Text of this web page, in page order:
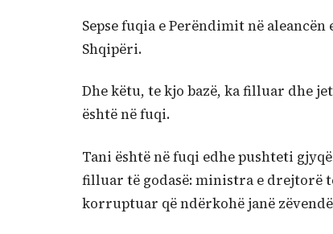
Sepse fuqia e Perëndimit në
Shqipëri.
Dhe këtu, te kjo bazë, ka filluar dhe
është në fuqi.
Tani është në fuqi edhe pushteti
filluar të godasë: ministra e drejtorë
korruptuar që ndërkohë janë